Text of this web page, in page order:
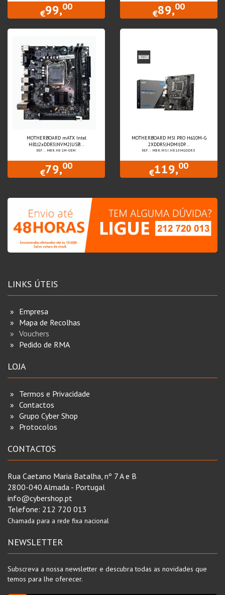
€99,00
€89,00
MOTHERBOARD mATX Intel
H81|2xDDR3|NVM2|USB...
REF.: MBR.H81M-OEM
€79,00
MOTHERBOARD MSI PRO H610M-G
2XDDR5|HDMI|DP...
REF.: MBR.MSI.H610MGDDR5
€119,00
LINKS ÚTEIS
Empresa
Mapa de Recolhas
Vouchers
Pedido de RMA
LOJA
Termos e Privacidade
Contactos
Grupo Cyber Shop
Protocolos
CONTACTOS
Rua Caetano Maria Batalha, nº 7 A e B
2800-040 Almada - Portugal
info@cybershop.pt
Telefone: 212 720 013
Chamada para a rede fixa nacional
NEWSLETTER
Subscreva a nossa newsletter e descubra todas as novidades que
temos para lhe oferecer.